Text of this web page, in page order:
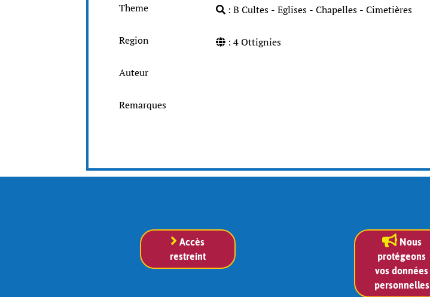
Theme : B Cultes - Eglises - Chapelles - Cimetières
Region : 4 Ottignies
Auteur
Remarques
Accès
restreint
Nous
protégeons
vos données
personnelles